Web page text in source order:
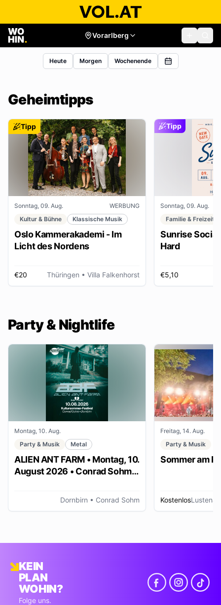
Vorarlberg
Heute Morgen Wochenende
Geheimtipps
Tipp
Sonntag, 09. Aug.
WERBUNG
Kultur & Bühne
Klassische Musik
Oslo Kammerakademi - Im
Licht des Nordens
€20 Thüringen • Villa Falkenhorst
Tipp
Sonntag, 09. Aug.
Familie & Freizeit
Sunrise
Hard
€5,10
Party & Nightlife
Montag, 10. Aug.
Party & Musik
Metal
ALIEN ANT FARM • Montag, 10.
August 2026 • Conrad Sohm
Dornbirn • Conrad Sohm
Freitag, 14. Aug.
Party & Musik
Sommer am
KostenlosLustenau
KEIN
PLAN
WOHIN?
Folge uns.